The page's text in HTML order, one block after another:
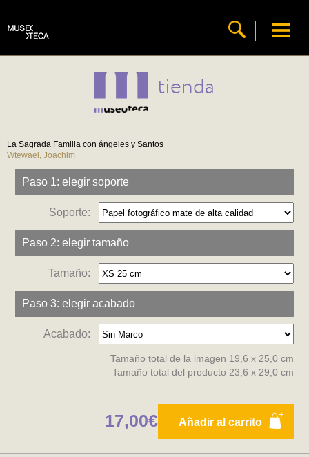
tienda
La Sagrada Familia con ángeles y Santos
Wtewael, Joachim
Paso 1: elegir soporte
Soporte:
Paso 2: elegir tamaño
Tamaño:
Paso 3: elegir acabado
Acabado:
Tamaño total de la imagen 19,6 x 25,0 cm
Tamaño total del producto 23,6 x 29,0 cm
Añadir al carrito
17,00€